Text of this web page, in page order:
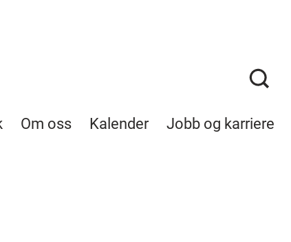
Om oss Kalender Jobb og karriere